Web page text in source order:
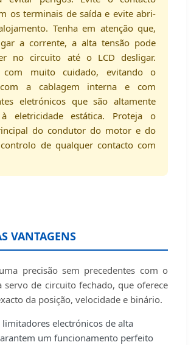
os terminais de saída e evite abri-
Tenha em atenção que,
a corrente, a alta tensão pode
no circuito até o LCD desligar.
com muito cuidado, evitando o
a cablagem interna e com
eletrónicos que são altamente
à eletricidade estática. Proteja o
do condutor do motor e do
de qualquer contacto com
VANTAGENS
precisão sem precedentes com o
servo de circuito fechado, que oferece
da posição, velocidade e binário.
limitadores electrónicos de alta
um funcionamento perfeito